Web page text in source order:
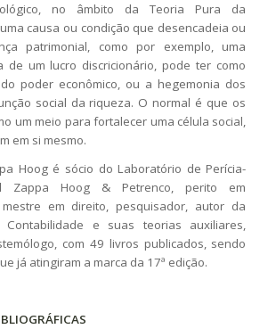
no âmbito da Teoria Pura da
causa ou condição que desencadeia ou
patrimonial, como por exemplo, uma
de um lucro discricionário, pode ter como
poder econômico, ou a hegemonia dos
social da riqueza. O normal é que os
um meio para fortalecer uma célula social,
em si mesmo.
Hoog é sócio do Laboratório de Perícia-
Zappa Hoog & Petrenco, perito em
em direito, pesquisador, autor da
e suas teorias auxiliares,
com 49 livros publicados, sendo
já atingiram a marca da 17ª edição.